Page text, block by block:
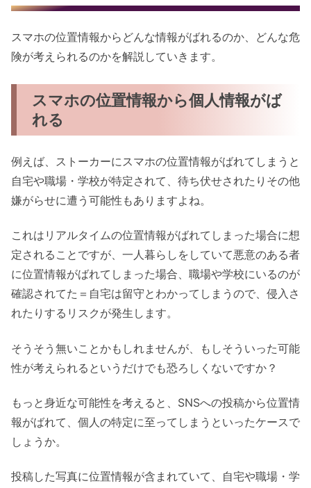
スマホの位置情報からどんな情報がばれるのか、どんな危
険が考えられるのかを解説していきます。
スマホの位置情報から個人情報がば
れる
例えば、ストーカーにスマホの位置情報がばれてしまうと
自宅や職場・学校が特定されて、待ち伏せされたりその他
嫌がらせに遭う可能性もありますよね。
これはリアルタイムの位置情報がばれてしまった場合に想
定されることですが、一人暮らしをしていて悪意のある者
に位置情報がばれてしまった場合、職場や学校にいるのが
確認されてた＝自宅は留守とわかってしまうので、侵入さ
れたりするリスクが発生します。
そうそう無いことかもしれませんが、もしそういった可能
性が考えられるというだけでも恐ろしくないですか？
もっと身近な可能性を考えると、SNSへの投稿から位置情
報がばれて、個人の特定に至ってしまうといったケースで
しょうか。
投稿した写真に位置情報が含まれていて、自宅や職場・学